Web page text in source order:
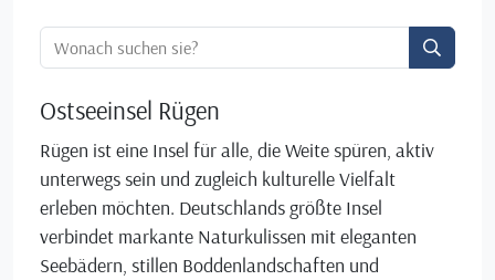
Ortssuche:
Ostseeinsel Rügen
Rügen ist eine Insel für alle, die Weite spüren, aktiv
unterwegs sein und zugleich kulturelle Vielfalt
erleben möchten. Deutschlands größte Insel
verbindet markante Naturkulissen mit eleganten
Seebädern, stillen Boddenlandschaften und